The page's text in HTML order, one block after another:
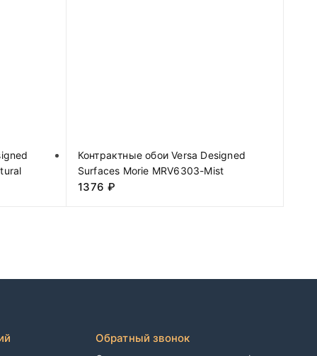
Контрактные обои Versa Designed
Surfaces Morie MRV6303-Mist
1376₽
Обратный звонок